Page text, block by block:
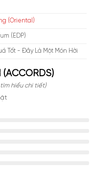
(Oriental)
(EDP)
Tốt - Đây Là Một Món Hời
hiểu chi tiết)